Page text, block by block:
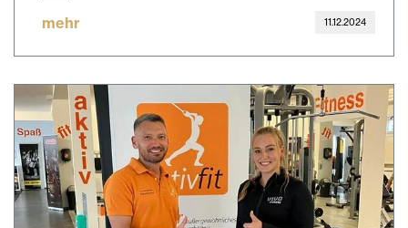
mehr 11.12.2024